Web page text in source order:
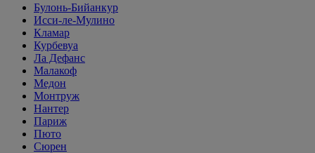
Булонь-Бийанкур
Исси-ле-Мулино
Кламар
Курбевуа
Ла Дефанс
Малакоф
Медон
Монтруж
Нантер
Париж
Пюто
Сюрен